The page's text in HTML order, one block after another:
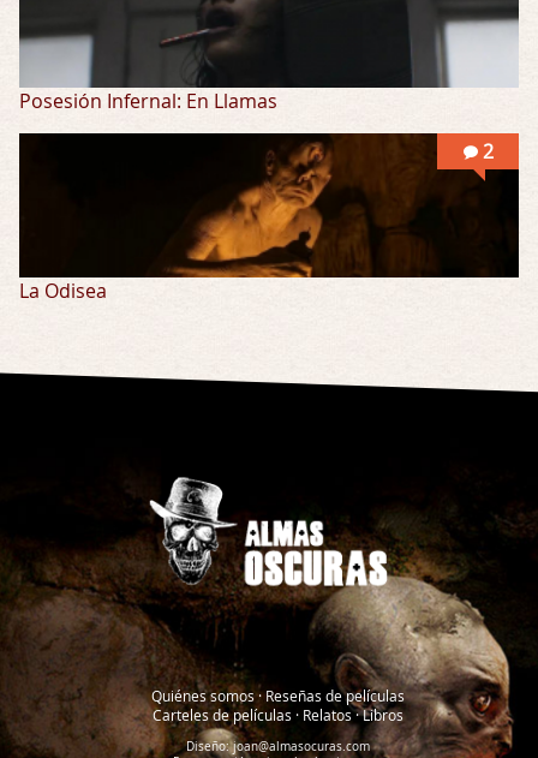
Posesión Infernal: En Llamas
2
La Odisea
Quiénes somos·Reseñas de películas
Carteles de películas · Relatos·Libros
Diseño:joan@almasocuras.com